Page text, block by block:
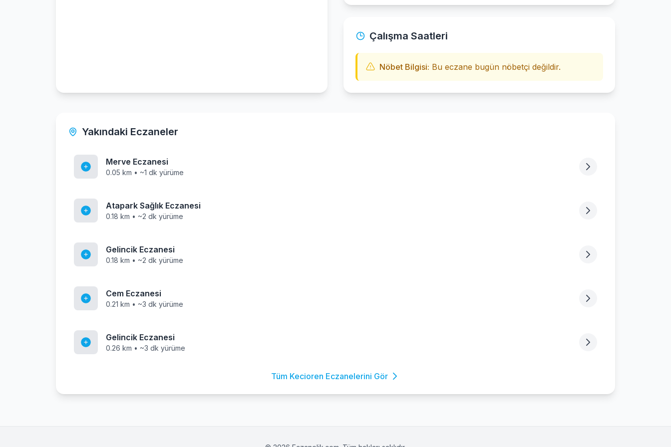
Çalışma Saatleri
Nöbet Bilgisi: Bu eczane bugün nöbetçi değildir.
Yakındaki Eczaneler
Merve Eczanesi
0.05 km • ~1 dk yürüme
Atapark Sağlık Eczanesi
0.18 km • ~2 dk yürüme
Gelincik Eczanesi
0.18 km • ~2 dk yürüme
Cem Eczanesi
0.21 km • ~3 dk yürüme
Gelincik Eczanesi
0.26 km • ~3 dk yürüme
Tüm Kecioren Eczanelerini Gör